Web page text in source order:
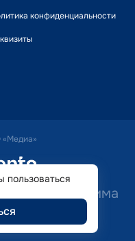
конфиденциальности
Необходима
пользоваться